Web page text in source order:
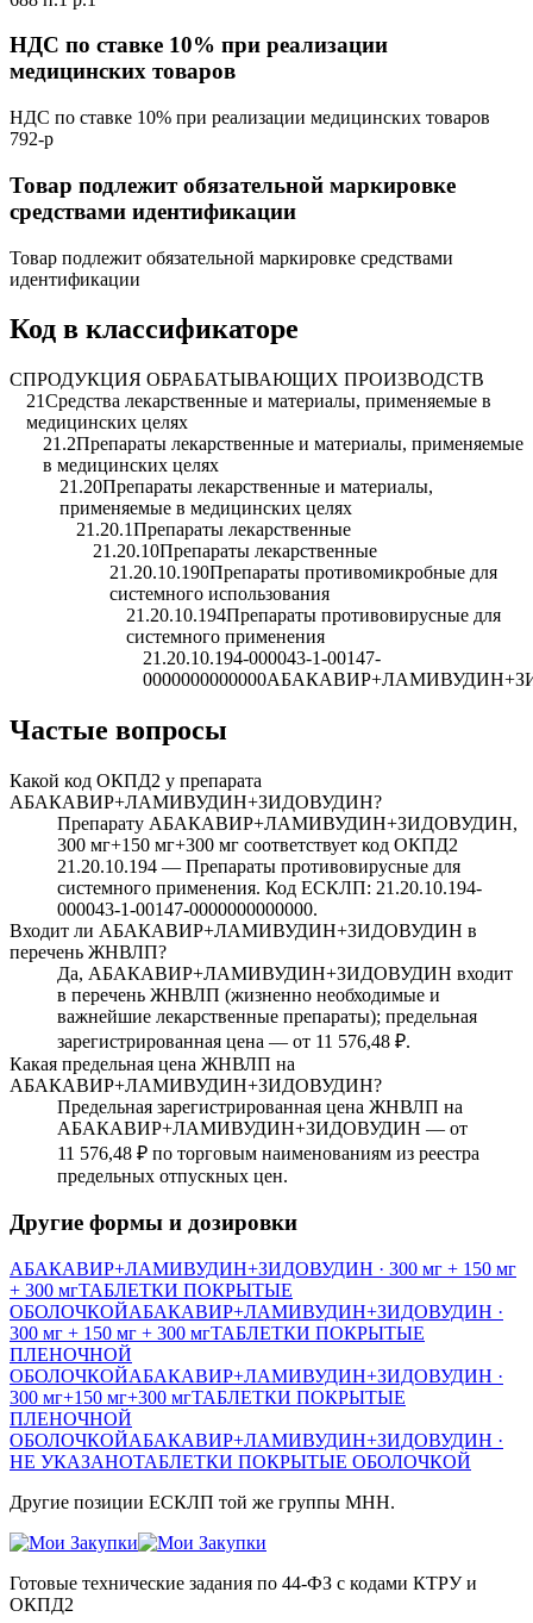
НДС по ставке 10% при реализации
медицинских товаров
НДС по ставке 10% при реализации медицинских товаров
792-р
Товар подлежит обязательной маркировке
средствами идентификации
Товар подлежит обязательной маркировке средствами
идентификации
Код в классификаторе
CПРОДУКЦИЯ ОБРАБАТЫВАЮЩИХ ПРОИЗВОДСТВ
21Средства лекарственные и материалы, применяемые в
медицинских целях
21.2Препараты лекарственные и материалы, применяемые
в медицинских целях
21.20Препараты лекарственные и материалы,
применяемые в медицинских целях
21.20.1Препараты лекарственные
21.20.10Препараты лекарственные
21.20.10.190Препараты противомикробные для
системного использования
21.20.10.194Препараты противовирусные для
системного применения
21.20.10.194-000043-1-00147-
0000000000000
Частые вопросы
Какой код ОКПД2 у препарата
АБАКАВИР+ЛАМИВУДИН+ЗИДОВУДИН?
Препарату АБАКАВИР+ЛАМИВУДИН+ЗИДОВУДИН,
300 мг+150 мг+300 мг соответствует код ОКПД2
21.20.10.194 — Препараты противовирусные для
системного применения. Код ЕСКЛП: 21.20.10.194-
000043-1-00147-0000000000000.
Входит ли АБАКАВИР+ЛАМИВУДИН+ЗИДОВУДИН в
перечень ЖНВЛП?
Да, АБАКАВИР+ЛАМИВУДИН+ЗИДОВУДИН входит
в перечень ЖНВЛП (жизненно необходимые и
важнейшие лекарственные препараты); предельная
зарегистрированная цена — от 11 576,48 ₽.
Какая предельная цена ЖНВЛП на
АБАКАВИР+ЛАМИВУДИН+ЗИДОВУДИН?
Предельная зарегистрированная цена ЖНВЛП на
АБАКАВИР+ЛАМИВУДИН+ЗИДОВУДИН — от
11 576,48 ₽ по торговым наименованиям из реестра
предельных отпускных цен.
Другие формы и дозировки
АБАКАВИР+ЛАМИВУДИН+ЗИДОВУДИН · 300 мг + 150 мг
+ 300 мгТАБЛЕТКИ ПОКРЫТЫЕ
ОБОЛОЧКОЙАБАКАВИР+ЛАМИВУДИН+ЗИДОВУДИН ·
300 мг + 150 мг + 300 мгТАБЛЕТКИ ПОКРЫТЫЕ
ПЛЕНОЧНОЙ
ОБОЛОЧКОЙАБАКАВИР+ЛАМИВУДИН+ЗИДОВУДИН ·
300 мг+150 мг+300 мгТАБЛЕТКИ ПОКРЫТЫЕ
ПЛЕНОЧНОЙ
ОБОЛОЧКОЙАБАКАВИР+ЛАМИВУДИН+ЗИДОВУДИН ·
НЕ УКАЗАНОТАБЛЕТКИ ПОКРЫТЫЕ ОБОЛОЧКОЙ
Другие позиции ЕСКЛП той же группы МНН.
Готовые технические задания по 44-ФЗ с кодами КТРУ и
ОКПД2